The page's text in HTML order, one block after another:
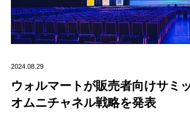
2024.08.29
ウォルマートが販売者向けサミ
オムニチャネル戦略を発表